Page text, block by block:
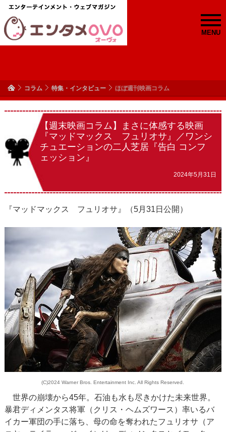
MENU
コラム 特集・インタビュー ほぼ週刊映画コラム
【週末映画コラム】まさに体感する映画
『マッドマックス フュリオサ』／ワンシ
チュエーションの二人芝居『告白 コンフ
ェッション』
2024年5月31日
『マッドマックス フュリオサ』（5月31日公開）
(C)2024 Warner Bros. Entertainment Inc. All Rights Reserved.
世界の崩壊から45年。石油も水も尽きかけた未来世界。
暴君ディメンタス将軍（クリス・ヘムズワース）率いるバ
イカー軍団の手に落ち、母の命を奪われたフュリオサ（ア